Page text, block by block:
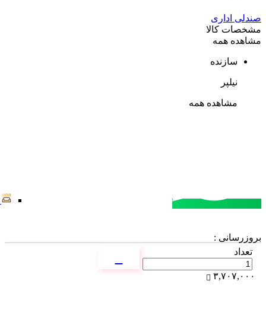
صندلی اداری
مشخصات کالا
مشاهده همه
سازنده
نیلپر
مشاهده همه
بروزرسانی :
تعداد
۳,۷۰۷,۰۰۰